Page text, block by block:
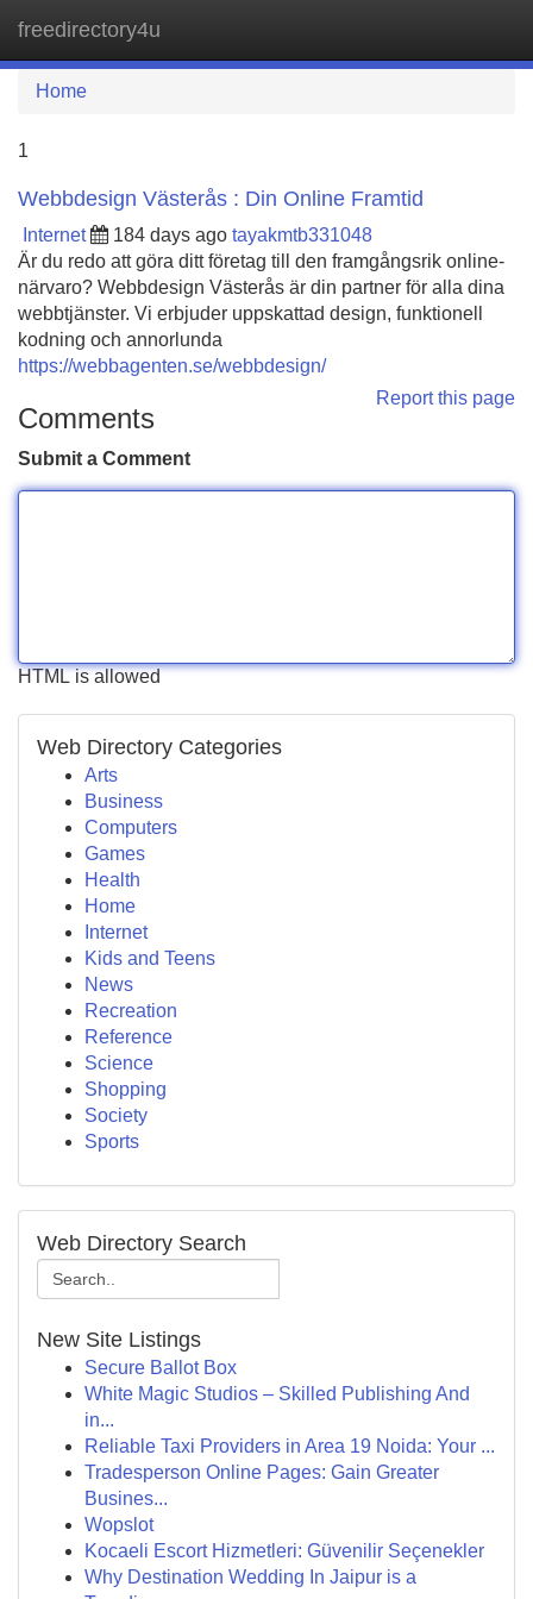
freedirectory4u
Home
1
Webbdesign Västerås : Din Online Framtid
Internet 184 days ago tayakmtb331048
Är du redo att göra ditt företag till den framgångsrik online-
närvaro? Webbdesign Västerås är din partner för alla dina
webbtjänster. Vi erbjuder uppskattad design, funktionell
kodning och annorlunda
https://webbagenten.se/webbdesign/
Report this page
Comments
Submit a Comment
HTML is allowed
Web Directory Categories
Arts
Business
Computers
Games
Health
Home
Internet
Kids and Teens
News
Recreation
Reference
Science
Shopping
Society
Sports
Web Directory Search
New Site Listings
Secure Ballot Box
White Magic Studios – Skilled Publishing And
in...
Reliable Taxi Providers in Area 19 Noida: Your ...
Tradesperson Online Pages: Gain Greater
Busines...
Wopslot
Kocaeli Escort Hizmetleri: Güvenilir Seçenekler
Why Destination Wedding In Jaipur is a